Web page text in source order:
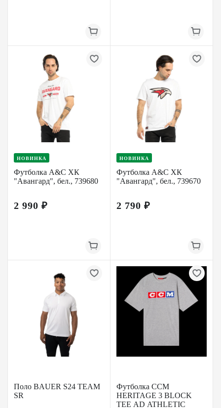
НОВИНКА
Футболка A&C ХК
"Авангард", бел., 739680
2 990 ₽
НОВИНКА
Футболка A&C ХК
"Авангард", бел., 739670
2 790 ₽
Поло BAUER S24 TEAM
SR
Футболка CCM
HERITAGE 3 BLOCK
TEE AD ATHLETIC